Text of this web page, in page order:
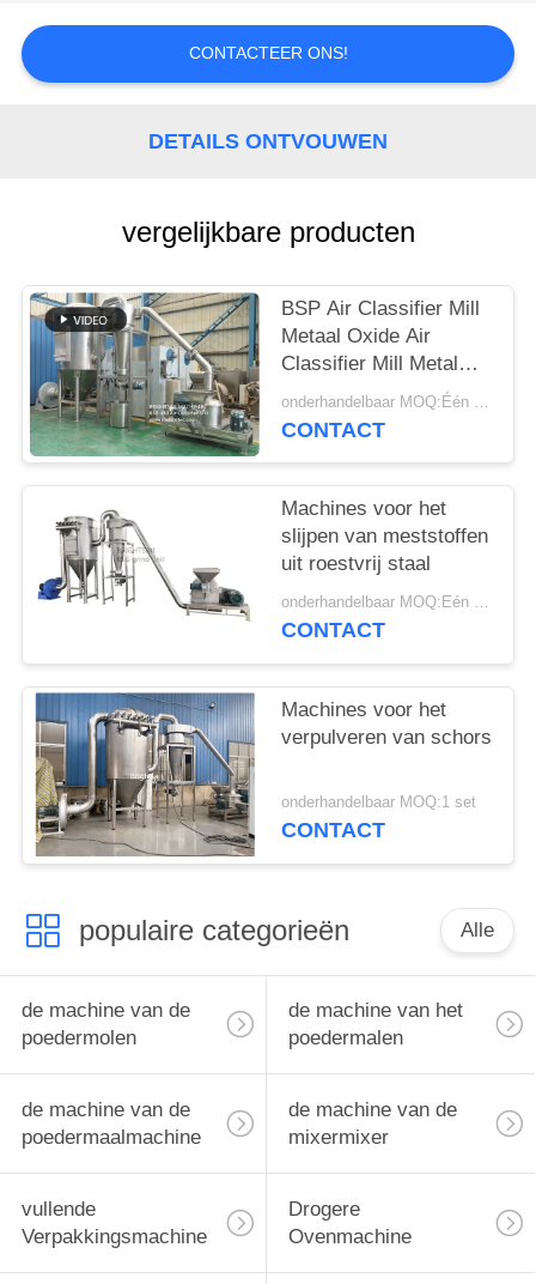
SITEMAP
PRIVACY
CONTACTEER ONS!
DETAILS ONTVOUWEN
vergelijkbare producten
BSP Air Classifier Mill
Metaal Oxide Air
Classifier Mill Metal
Oxide ACM Ggrinder
van Brightsail
onderhandelbaar MOQ:Één reeks
CONTACT
Machines voor het
slijpen van meststoffen
uit roestvrij staal
onderhandelbaar MOQ:Eén set
CONTACT
Machines voor het
verpulveren van schors
onderhandelbaar MOQ:1 set
CONTACT
populaire categorieën Alle
de machine van de
poedermolen
de machine van het
poedermalen
de machine van de
poedermaalmachine
de machine van de
mixermixer
vullende
Verpakkingsmachine
Drogere
Ovenmachine